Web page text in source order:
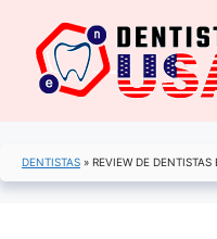
contenido
DENTISTAS » REVIEW DE